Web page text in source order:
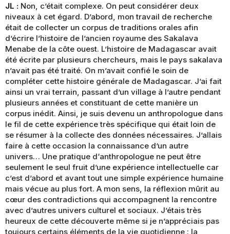
JL : Non, c’était complexe. On peut considérer deux
niveaux à cet égard. D’abord, mon travail de recherche
était de collecter un corpus de traditions orales afin
d’écrire l’histoire de l’ancien royaume des Sakalava
Menabe de la côte ouest. L’histoire de Madagascar avait
été écrite par plusieurs chercheurs, mais le pays sakalava
n’avait pas été traité. On m’avait confié le soin de
compléter cette histoire générale de Madagascar. J’ai fait
ainsi un vrai terrain, passant d’un village à l’autre pendant
plusieurs années et constituant de cette manière un
corpus inédit. Ainsi, je suis devenu un anthropologue dans
le fil de cette expérience très spécifique qui était loin de
se résumer à la collecte des données nécessaires. J’allais
faire à cette occasion la connaissance d’un autre
univers… Une pratique d‘anthropologue ne peut être
seulement le seul fruit d’une expérience intellectuelle car
c’est d’abord et avant tout une simple expérience humaine
mais vécue au plus fort. A mon sens, la réflexion mûrit au
cœur des contradictions qui accompagnent la rencontre
avec d’autres univers culturel et sociaux. J’étais très
heureux de cette découverte même si je n’appréciais pas
toujours certains éléments de la vie quotidienne : la